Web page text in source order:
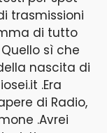
trasmissioni
di tutto
sì che
nascita di
.Era
di Radio,
.Avrei